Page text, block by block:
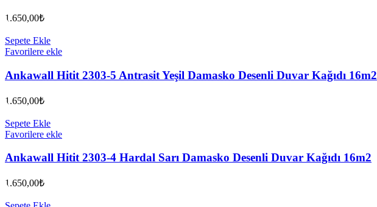
1.650,00₺
Sepete Ekle
Favorilere ekle
Ankawall Hitit 2303-5 Antrasit Yeşil Damasko Desenli Duvar Kağıdı 16m2
1.650,00₺
Sepete Ekle
Favorilere ekle
Ankawall Hitit 2303-4 Hardal Sarı Damasko Desenli Duvar Kağıdı 16m2
1.650,00₺